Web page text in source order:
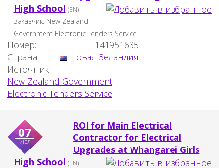
High School (EN)
Заказчик: New Zealand
Government Electronic Tenders Service
Номер:
141951635
Страна:
Новая Зеландия
Источник:
New Zealand Government
Electronic Tenders Service
07
июл
ROI for Main Electrical
Contractor for Electrical
Upgrades at Whangarei Girls
High School (EN)